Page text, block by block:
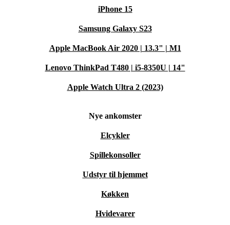
iPhone 15
Samsung Galaxy S23
Apple MacBook Air 2020 | 13.3" | M1
Lenovo ThinkPad T480 | i5-8350U | 14"
Apple Watch Ultra 2 (2023)
Nye ankomster
Elcykler
Spillekonsoller
Udstyr til hjemmet
Køkken
Hvidevarer